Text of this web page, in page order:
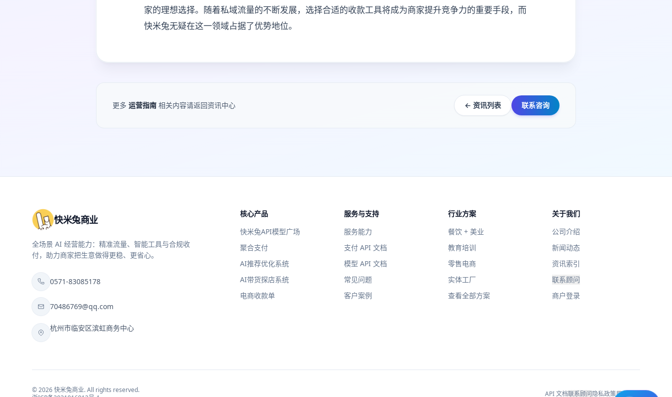
家的理想选择。随着私域流量的不断发展，选择合适的收款工具将成为商家提升竞争力的重要手段，而
快米兔无疑在这一领域占据了优势地位。
更多 运营指南 相关内容请返回资讯中心 ← 资讯列表 联系咨询
快米兔商业
全场景 AI 经营能力：精准流量、智能工具与合规收
付，助力商家把生意做得更稳、更省心。
0571-83085178
70486769@qq.com
杭州市临安区滨虹商务中心
核心产品
快米兔API模型广场
聚合支付
AI推荐优化系统
AI带货探店系统
电商收款单
服务与支持
服务能力
支付 API 文档
模型 API 文档
常见问题
客户案例
行业方案
餐饮 + 美业
教育培训
零售电商
实体工厂
查看全部方案
关于我们
公司介绍
新闻动态
资讯索引
联系顾问
商户登录
©2026快米兔商业. All rights reserved.
API 文档联系顾问隐私政策用户协议